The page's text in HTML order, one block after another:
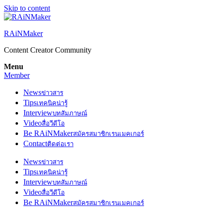
Skip to content
RAiNMaker
Content Creator Community
Menu
Member
Newsข่าวสาร
Tipsเทคนิคน่ารู้
Interviewบทสัมภาษณ์
Videoสื่อวีดีโอ
Be RAiNMakerสมัครสมาชิกเรนเมคเกอร์
Contactติดต่อเรา
Newsข่าวสาร
Tipsเทคนิคน่ารู้
Interviewบทสัมภาษณ์
Videoสื่อวีดีโอ
Be RAiNMakerสมัครสมาชิกเรนเมคเกอร์